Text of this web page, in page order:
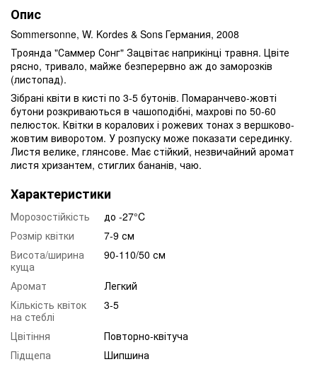
Опис
Sommersonne, W. Kordes & Sons Германия, 2008
Троянда "Саммер Сонг" Зацвітає наприкінці травня. Цвіте
рясно, тривало, майже безперервно аж до заморозків
(листопад).
Зібрані квіти в кисті по 3-5 бутонів. Помаранчево-жовті
бутони розкриваються в чашоподібні, махрові по 50-60
пелюсток. Квітки в коралових і рожевих тонах з вершково-
жовтим виворотом. У розпуску може показати серединку.
Листя велике, глянсове. Має стійкий, незвичайний аромат
листя хризантем, стиглих бананів, чаю.
Характеристики
Морозостійкість
до -27°C
Розмір квітки
7-9 см
Висота/ширина
куща
90-110/50 см
Аромат
Легкий
Кількість квіток
на стеблі
3-5
Цвітіння
Повторно-квітуча
Підщепа
Шипшина